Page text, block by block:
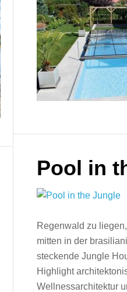
Pool in
Regenwald zu
mitten in der
steckende Jungle
Highlight
Wellnessarchitektur